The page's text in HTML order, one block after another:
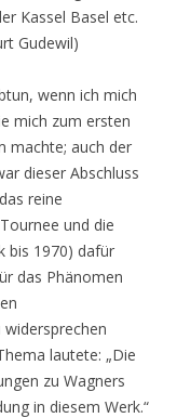
Kassel Basel etc.
Gudewil)
wenn ich mich
mich zum ersten
machte; auch der
dieser Abschluss
reine
und die
bis 1970) dafür
das Phänomen
lautete: „Die
zu Wagners
in diesem Werk.“